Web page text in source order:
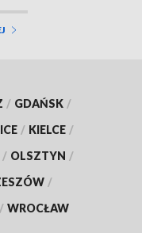
/ GDAŃSK /
/ KIELCE /
/ OLSZTYN /
/
/ WROCŁAW